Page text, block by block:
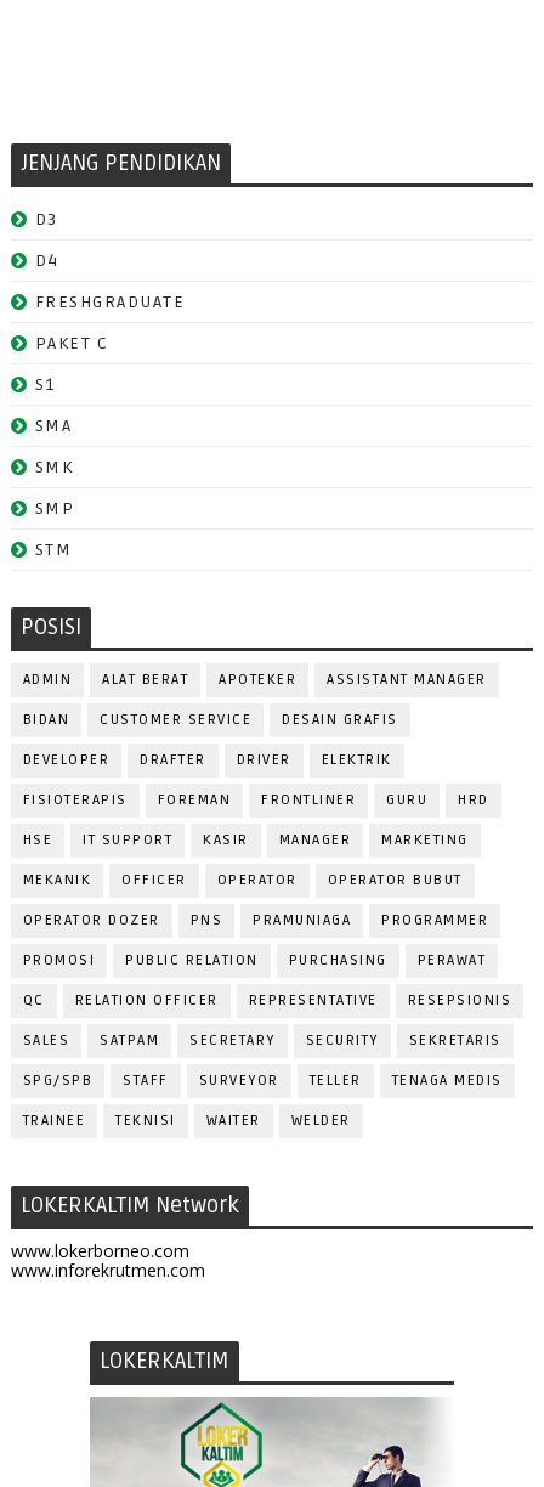
JENJANG PENDIDIKAN
D3
D4
FRESHGRADUATE
PAKET C
S1
SMA
SMK
SMP
STM
POSISI
ADMIN ALAT BERAT APOTEKER ASSISTANT MANAGER
BIDAN CUSTOMER SERVICE DESAIN GRAFIS
DEVELOPER DRAFTER DRIVER ELEKTRIK
FISIOTERAPIS FOREMAN FRONTLINER GURU HRD
HSE IT SUPPORT KASIR MANAGER MARKETING
MEKANIK OFFICER OPERATOR OPERATOR BUBUT
OPERATOR DOZER PNS PRAMUNIAGA PROGRAMMER
PROMOSI PUBLIC RELATION PURCHASING PERAWAT
QC RELATION OFFICER REPRESENTATIVE RESEPSIONIS
SALES SATPAM SECRETARY SECURITY SEKRETARIS
SPG/SPB STAFF SURVEYOR TELLER TENAGA MEDIS
TRAINEE TEKNISI WAITER WELDER
LOKERKALTIM Network
www.lokerborneo.com
www.inforekrutmen.com
LOKERKALTIM